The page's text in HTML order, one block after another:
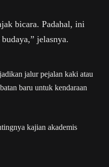
bicara. Padahal, ini
jelasnya.
jalur pejalan kaki atau
baru untuk kendaraan
kajian akademis